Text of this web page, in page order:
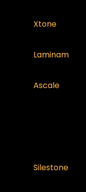
Xtone
Laminam
Ascale
Silestone